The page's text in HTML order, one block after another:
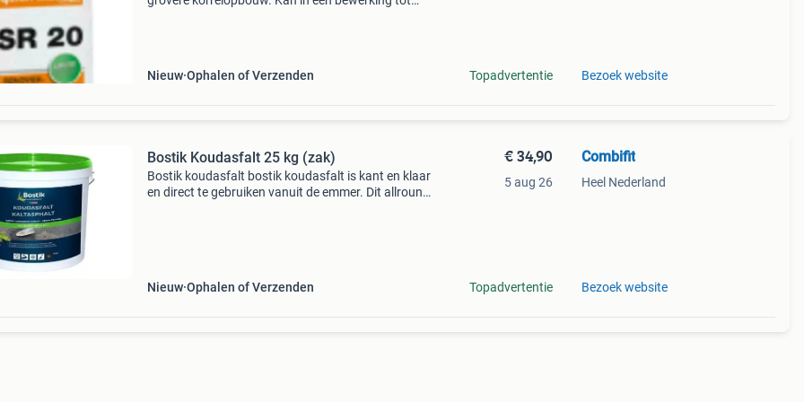
Nieuw Ophalen of Verzenden Topadvertentie Bezoek website
Bostik Koudasfalt 25 kg (zak)
Bostik koudasfalt bostik koudasfalt is kant en klaar
en direct te gebruiken vanuit de emmer. Dit allround
Nieuw Ophalen of Verzenden
€ 34,90
5 aug 26
Topadvertentie
Combifit
Heel Nederland
Bezoek website